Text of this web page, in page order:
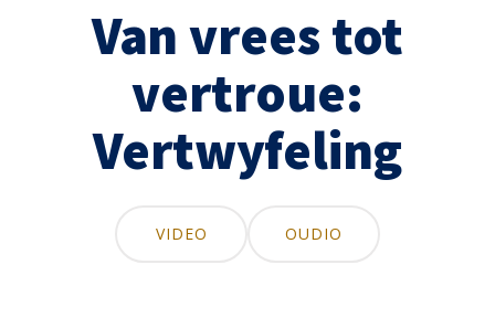
Van vrees tot
vertroue:
Vertwyfeling
VIDEO OUDIO